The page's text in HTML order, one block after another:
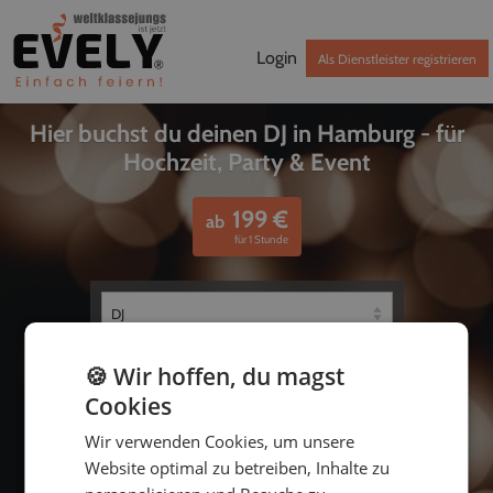
Login Als Dienstleister registrieren
Hier buchst du deinen DJ in Hamburg - für
Hochzeit, Party & Event
ab 199€
für 1 Stunde
bis
🍪 Wir hoffen, du magst
Cookies
Wir verwenden Cookies, um unsere
Website optimal zu betreiben, Inhalte zu